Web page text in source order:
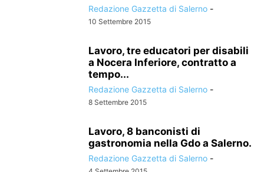
Redazione Gazzetta di Salerno -
10 Settembre 2015
Lavoro, tre educatori per disabili
a Nocera Inferiore, contratto a
tempo...
Redazione Gazzetta di Salerno -
8 Settembre 2015
Lavoro, 8 banconisti di
gastronomia nella Gdo a Salerno.
Redazione Gazzetta di Salerno -